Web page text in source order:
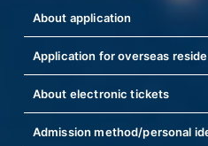
About application
Application for overseas
About electronic tickets
Admission method/personal